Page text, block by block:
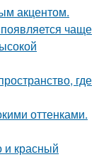
акцентом.
чаще
где
оттенками.
и красный